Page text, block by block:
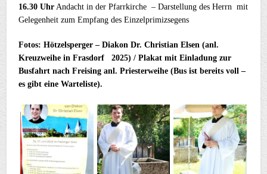
16.30 Uhr Andacht in der Pfarrkirche – Darstellung des Herrn mit
Gelegenheit zum Empfang des Einzelprimizsegens
Fotos: Hötzelsperger – Diakon Dr. Christian Elsen (anl.
Kreuzweihe in Frasdorf 2025) / Plakat mit Einladung zur
Busfahrt nach Freising anl. Priesterweihe (Bus ist bereits voll –
es gibt eine Warteliste).